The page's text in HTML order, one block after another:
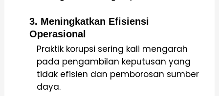
3. Meningkatkan Efisiensi
Operasional
Praktik korupsi sering kali mengarah
pada pengambilan keputusan yang
tidak efisien dan pemborosan sumber
daya.